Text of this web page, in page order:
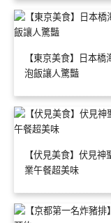
【東京美食】日本
泡飯讓人驚豔
【伏見美食】伏見
業午餐超美味